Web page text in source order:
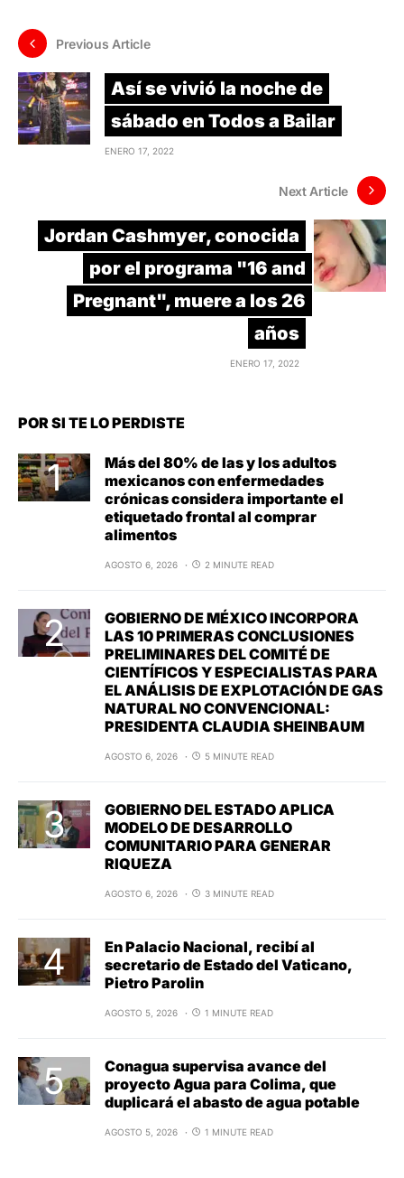
Previous Article
Así se vivió la noche de
sábado en Todos a Bailar
ENERO 17, 2022
Next Article
Jordan Cashmyer, conocida
por el programa "16 and
Pregnant", muere a los 26
años
ENERO 17, 2022
POR SI TE LO PERDISTE
Más del 80% de las y los adultos
mexicanos con enfermedades
crónicas considera importante el
etiquetado frontal al comprar
alimentos
AGOSTO 6, 2026 2 MINUTE READ
GOBIERNO DE MÉXICO INCORPORA
LAS 10 PRIMERAS CONCLUSIONES
PRELIMINARES DEL COMITÉ DE
CIENTÍFICOS Y ESPECIALISTAS PARA
EL ANÁLISIS DE EXPLOTACIÓN DE GAS
NATURAL NO CONVENCIONAL:
PRESIDENTA CLAUDIA SHEINBAUM
AGOSTO 6, 2026 5 MINUTE READ
GOBIERNO DEL ESTADO APLICA
MODELO DE DESARROLLO
COMUNITARIO PARA GENERAR
RIQUEZA
AGOSTO 6, 2026 3 MINUTE READ
En Palacio Nacional, recibí al
secretario de Estado del Vaticano,
Pietro Parolin
AGOSTO 5, 2026 1 MINUTE READ
Conagua supervisa avance del
proyecto Agua para Colima, que
duplicará el abasto de agua potable
AGOSTO 5, 2026 1 MINUTE READ